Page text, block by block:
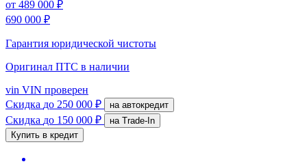
от 489 000 ₽
690 000 ₽
Гарантия юридической чистоты
Оригинал ПТС в наличии
vin VIN проверен
Скидка до 250 000 ₽ на автокредит
Скидка до 150 000 ₽
на Trade-In
Купить в кредит